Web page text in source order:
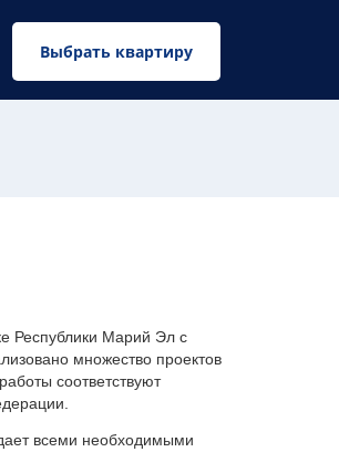
Выбрать квартиру
Республики Марий Эл с
множество проектов
соответствуют
всеми необходимыми